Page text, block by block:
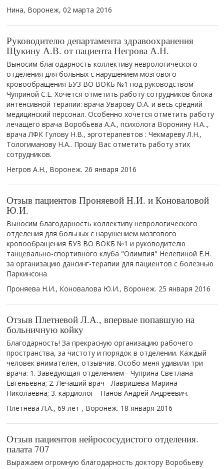
Нина, Воронеж, 02 марта 2016
Руководителю департамента здравоохранения
Щукину А.В. от пациента Негрова А.Н.
Выносим благодарность коллективу неврологического
отделения для больных с нарушением мозгового
кровообращения БУЗ ВО ВОКБ №1 под руководством
Чуприной С.Е. Хочется отметить работу сотрудников блока
интенсивной терапии: врача Уварову О.А. и весь средний
медицинский персонал. Особенно хочется отметить работу
лечащего врача Воробьева А.А., психолога Воронину Н.А..,
врача ЛФК Гулову Н.В., эрготерапевтов : Чекмареву Л.Н.,
Тологиманову Н.А.. Прошу Вас отметить работу этих
сотрудников.
Негров А.Н., Воронеж. 26 января 2016
Отзыв пациентов Проняевой Н.И. и Коноваловой
Ю.И.
Выносим благодарность коллективу неврологического
отделения для больных с нарушением мозгового
кровообращения БУЗ ВО ВОКБ №1 и руководителю
танцевально-спортивного клуба "Олимпия" Нелепиной Е.Н.
за организацию дансинг-терапии для пациентов с болезнью
Паркинсона
Проняева Н.И., Коновалова Ю.И., Воронеж. 25 января 2016
Отзыв Плетневой Л.А., впервые попавшую на
больничную койку
Благодарность! За прекрасную организацию рабочего
пространства, за чистоту и порядок в отделении. Каждый
человек внимателен, отзывчив. Особо меня удивили три
врача: 1. Заведующая отделением - Чуприна Светлана
Евгеньевна; 2. Лечаший врач - Лавришева Марина
Николаевна; 3. кардиолог - Панов Андрей Андреевич.
Плетнева Л.А., 69 лет , Воронеж. 18 января 2016
Отзыв пациентов нейрососудистого отделения.
палата 707
Выражаем огромную благодарность доктору Воробьеву